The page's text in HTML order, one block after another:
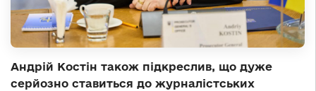
Андрій Костін також підкреслив, що дуже
серйозно ставиться до журналістських